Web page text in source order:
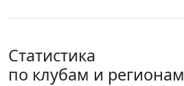
Статистика
по клубам и регионам